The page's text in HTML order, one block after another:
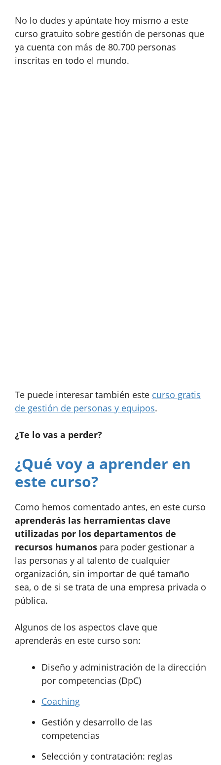
No lo dudes y apúntate hoy mismo a este
curso gratuito sobre gestión de personas que
ya cuenta con más de 80.700 personas
inscritas en todo el mundo.
Te puede interesar también este curso gratis
de gestión de personas y equipos.
¿Te lo vas a perder?
¿Qué voy a aprender en
este curso?
Como hemos comentado antes, en este curso
aprenderás las herramientas clave
utilizadas por los departamentos de
recursos humanos para poder gestionar a
las personas y al talento de cualquier
organización, sin importar de qué tamaño
sea, o de si se trata de una empresa privada o
pública.
Algunos de los aspectos clave que
aprenderás en este curso son:
Diseño y administración de la dirección
por competencias (DpC)
Coaching
Gestión y desarrollo de las
competencias
Selección y contratación: reglas